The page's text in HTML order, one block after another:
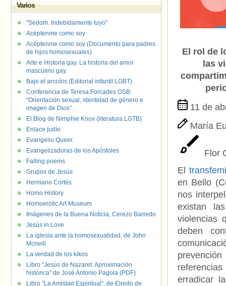
El rol de
las
11 de
María
Flor
El
en Bello
nos
existan
violencias
deben
erradicar
Varios
"Sedom. Indebidamente tuyo"
Acéptenme como soy
Acéptenme como soy (Documento para padres
de hijos homosexuales)
Arte e Historia gay. La historia del amor
masculino gay.
Bajo el arcoíris (Editorial infantil LGBT).
Conferencia de Teresa Forcades OSB:
“Orientación sexual, identidad de género e
imagen de Dios” .
El Blog de Nimphie Knox (literatura LGTB)
Enlace judío
Evangelio Queer.
Evangelizadoras de los Apóstoles
Falling poems
Grupos de Jesús
Hermano Cortés
Homo History
Homoerotic Art Museum
Imágenes de la Buena Noticia, Cerezo Barredo
Jesús in Love
La iglesia ante la homosexualidad, de John
Mcneill
La verdad de los kikos
Libro "Jesús de Nazaret. Aproximación
histórica" de José Antonio Pagola (PDF)
Libro "La Amistad Espiritual", de Elredo de